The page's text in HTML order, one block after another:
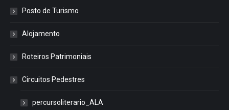
Posto de Turismo
Alojamento
Roteiros Patrimoniais
Circuitos Pedestres
percursoliterario_ALA